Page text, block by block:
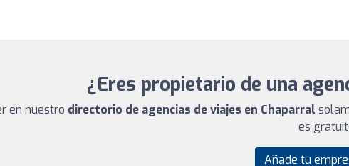
¿Eres propietario de una
en nuestro directorio de agencias de viajes en Chaparral
es
Añade tu